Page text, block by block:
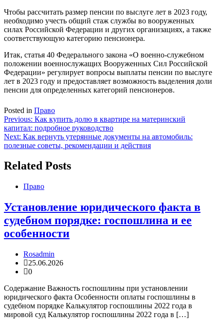
Чтобы рассчитать размер пенсии по выслуге лет в 2023 году,
необходимо учесть общий стаж службы во вооруженных
силах Российской Федерации и других организациях, а также
соответствующую категорию пенсионера.
Итак, статья 40 Федерального закона «О военно-служебном
положении военнослужащих Вооруженных Сил Российской
Федерации» регулирует вопросы выплаты пенсии по выслуге
лет в 2023 году и предоставляет возможность выделения доли
пенсии для определенных категорий пенсионеров.
Posted in Право
Навигация
по
записям
Previous: Как купить долю в квартире на материнский
капитал: подробное руководство
Next: Как вернуть утерянные документы на автомобиль:
полезные советы, рекомендации и действия
Related Posts
Право
Установление юридического факта в
судебном порядке: госпошлина и ее
особенности
Rosadmin
25.06.2026
0
Содержание Важность госпошлины при установлении
юридического факта Особенности оплаты госпошлины в
судебном порядке Калькулятор госпошлины 2022 года в
мировой суд Калькулятор госпошлины 2022 года в […]